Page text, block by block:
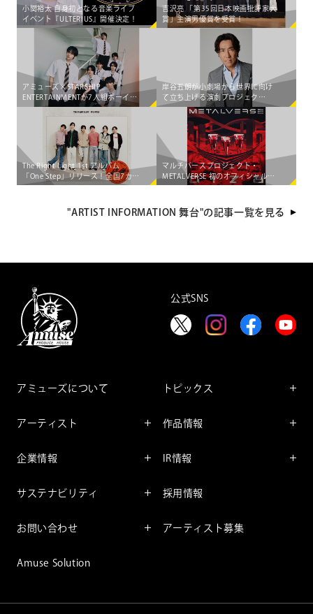
小関裕太 自身初となる音楽ライブ
イベント『ULTERIUS』開催決定！
吉沢亮 「第35回日本映画批評家大
賞」主演男優賞を受賞！
アミューズ×STARSHIP
ENTERTAINMENTが7人組ボーイズ
グループ「AEN」をマネジメント
する大型共同プロジェクト始動！
岸谷五朗が小劇場から世界に向け
て立ち上げる演劇プロジェク
ト"PRIME VINsTAGE"が始動！
The Right Light 1st アルバム
「One Step」リリース！全国7カ所
を巡る 初のライブツアー決定
マルチバースプロジェクト・
METALVERSE 初のオフィシャル配
信シングル＆MUSIC
に"出現"決定!!
"ARTIST INFORMATION 舞台"の記事一覧を見る
公式SNS
アミューズについて
アーティスト
企業情報
企業理念
サステナビリティ
アミューズのサステナビリテ
お問い合わせ
Amuse Solution
トピックス
レポート
作品情報
コミック
IR情報
IRマネージメント
採用情報
アーティスト募集